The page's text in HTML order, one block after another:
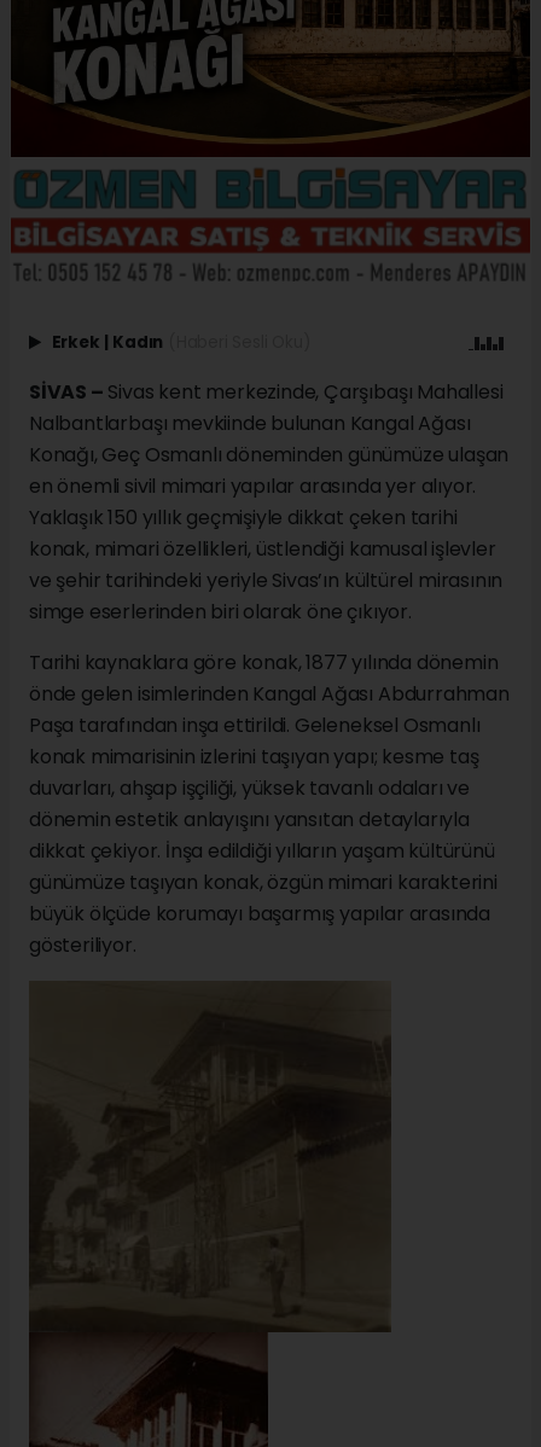
Erkek | Kadın
SİVAS – Sivas kent merkezinde, Çarşıbaşı Mahallesi
Nalbantlarbaşı mevkiinde bulunan Kangal Ağası
Konağı, Geç Osmanlı döneminden günümüze ulaşan
en önemli sivil mimari yapılar arasında yer alıyor.
Yaklaşık 150 yıllık geçmişiyle dikkat çeken tarihi
konak, mimari özellikleri, üstlendiği kamusal işlevler
ve şehir tarihindeki yeriyle Sivas’ın kültürel mirasının
simge eserlerinden biri olarak öne çıkıyor.
Tarihi kaynaklara göre konak, 1877 yılında dönemin
önde gelen isimlerinden Kangal Ağası Abdurrahman
Paşa tarafından inşa ettirildi. Geleneksel Osmanlı
konak mimarisinin izlerini taşıyan yapı; kesme taş
duvarları, ahşap işçiliği, yüksek tavanlı odaları ve
dönemin estetik anlayışını yansıtan detaylarıyla
dikkat çekiyor. İnşa edildiği yılların yaşam kültürünü
günümüze taşıyan konak, özgün mimari karakterini
büyük ölçüde korumayı başarmış yapılar arasında
gösteriliyor.